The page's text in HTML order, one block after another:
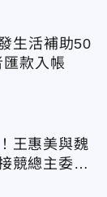
生活補助50
款入帳
王惠美與魏
競總主委態